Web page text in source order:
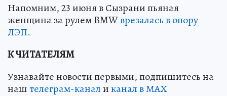
Напомним, 23 июня в Сызрани пьяная
женщина за рулем BMWврезалась в опору
ЛЭП.
К ЧИТАТЕЛЯМ
Узнавайте новости первыми, подпишитесь на
наштелеграм-каналиканал в МАХ